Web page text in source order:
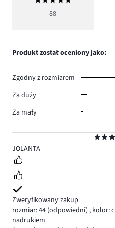
5
JOLANTA
Zweryfikowany zakup
rozmiar: 44 (odpowiedni) , kolor:
nadrukiem
ocena
88
Produkt został oceniony jako:
Zgodny z rozmiarem
Za duży
Za mały